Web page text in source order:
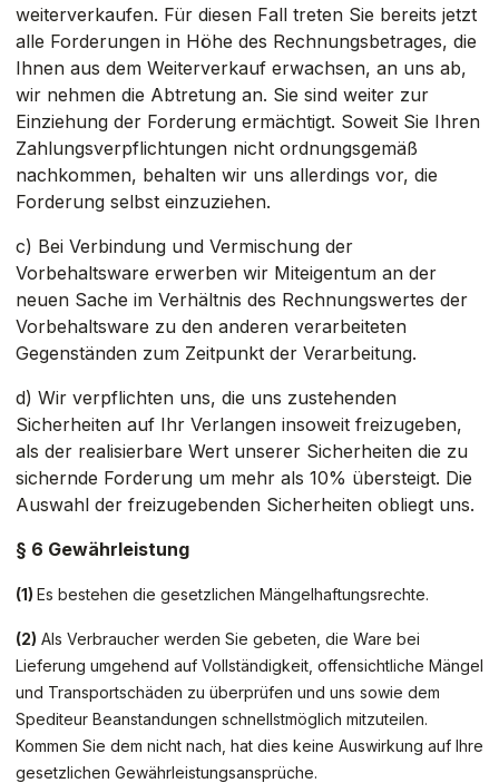
weiterverkaufen. Für diesen Fall treten Sie bereits jetzt
alle Forderungen in Höhe des Rechnungsbetrages, die
Ihnen aus dem Weiterverkauf erwachsen, an uns ab,
wir nehmen die Abtretung an. Sie sind weiter zur
Einziehung der Forderung ermächtigt. Soweit Sie Ihren
Zahlungsverpflichtungen nicht ordnungsgemäß
nachkommen, behalten wir uns allerdings vor, die
Forderung selbst einzuziehen.
c) Bei Verbindung und Vermischung der
Vorbehaltsware erwerben wir Miteigentum an der
neuen Sache im Verhältnis des Rechnungswertes der
Vorbehaltsware zu den anderen verarbeiteten
Gegenständen zum Zeitpunkt der Verarbeitung.
d) Wir verpflichten uns, die uns zustehenden
Sicherheiten auf Ihr Verlangen insoweit freizugeben,
als der realisierbare Wert unserer Sicherheiten die zu
sichernde Forderung um mehr als 10% übersteigt. Die
Auswahl der freizugebenden Sicherheiten obliegt uns.
§ 6 Gewährleistung
(1) Es bestehen die gesetzlichen Mängelhaftungsrechte.
(2) Als Verbraucher werden Sie gebeten, die Ware bei
Lieferung umgehend auf Vollständigkeit, offensichtliche Mängel
und Transportschäden zu überprüfen und uns sowie dem
Spediteur Beanstandungen schnellstmöglich mitzuteilen.
Kommen Sie dem nicht nach, hat dies keine Auswirkung auf Ihre
gesetzlichen Gewährleistungsansprüche.